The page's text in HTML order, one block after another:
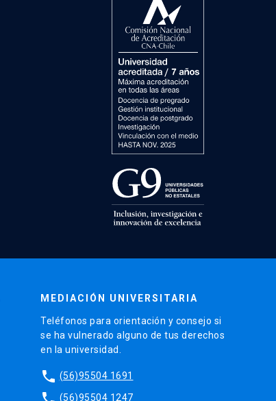
MEDIACIÓN UNIVERSITARIA
Teléfonos para orientación y consejo si
se ha vulnerado alguno de tus derechos
en la universidad.
phone (56)95504 1691
(56)95504 1247